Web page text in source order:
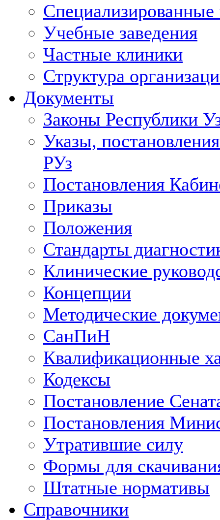
Учебные заведения
Частные клиники
Структура
Документы
Законы Республики
Указы,
РУз
Постановления
Приказы
Положения
Стандарты
Клинические
Концепции
Методические
СанПиН
Квалификационные
Кодексы
Постановление
Постановления
Утратившие силу
Формы для
Штатные нормативы
Справочники